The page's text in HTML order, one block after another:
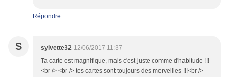
Répondre
S sylvette32 12/06/2017 11:37
Ta carte est magnifique, mais c'est juste comme d'habitude !!!
<br /> <br /> tes cartes sont toujours des merveilles !!!<br />